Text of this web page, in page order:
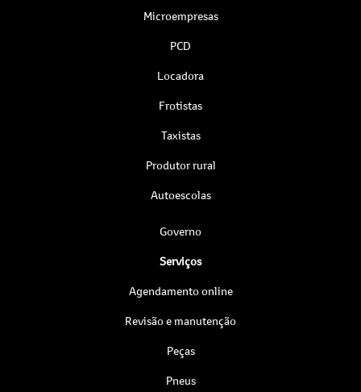
Microempresas
PCD
Locadora
Frotistas
Taxistas
Produtor rural
Autoescolas
Governo
Serviços
Agendamento online
Revisão e manutenção
Peças
Pneus